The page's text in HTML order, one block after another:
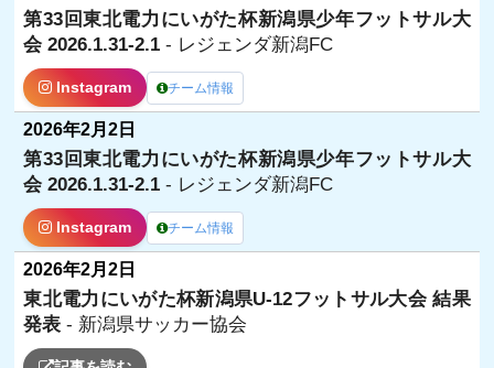
第33回東北電力にいがた杯新潟県少年フットサル大
会 2026.1.31-2.1- レジェンダ新潟FC
Instagram チーム情報
2026年2月2日
第33回東北電力にいがた杯新潟県少年フットサル大
会 2026.1.31-2.1- レジェンダ新潟FC
Instagram チーム情報
2026年2月2日
東北電力にいがた杯新潟県U-12フットサル大会 結果
発表- 新潟県サッカー協会